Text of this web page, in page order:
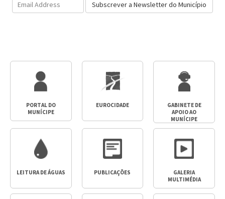
Address
Subscrever a Newsletter do Município
PORTAL DO
MUNÍCIPE
EUROCIDADE
GABINETE DE
APOIO AO
MUNÍCIPE
LEITURA DE ÁGUAS PUBLICAÇÕES
GALERIA
MULTIMÉDIA